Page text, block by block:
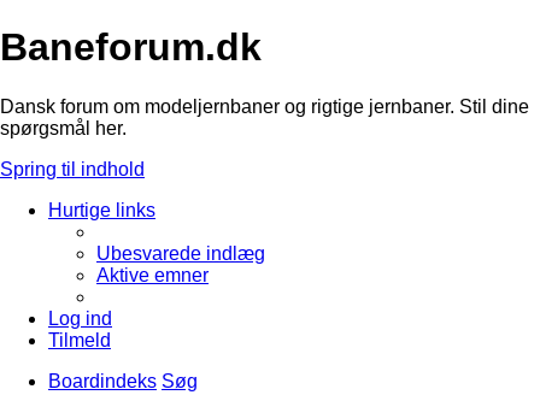
Baneforum.dk
Dansk forum om modeljernbaner og rigtige jernbaner. Stil dine
spørgsmål her.
Spring til indhold
Hurtige links
Ubesvarede indlæg
Aktive emner
Log ind
Tilmeld
Boardindeks Søg